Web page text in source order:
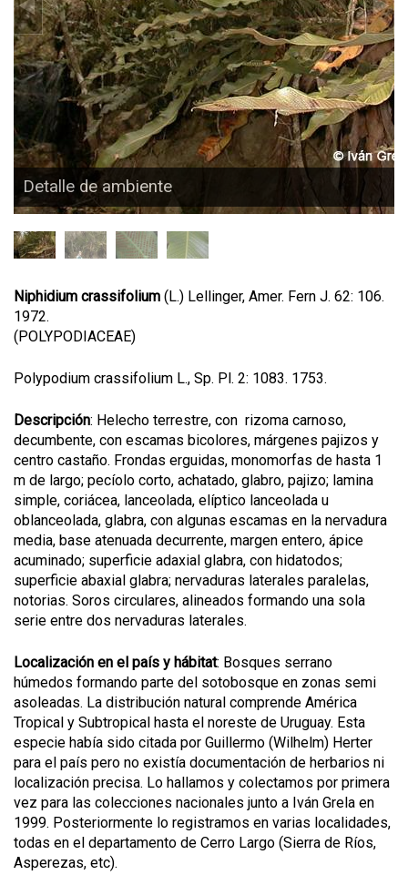
Detalle de ambiente
Niphidium crassifolium (L.) Lellinger, Amer. Fern J. 62: 106.
1972.
(POLYPODIACEAE)
Polypodium crassifolium L., Sp. Pl. 2: 1083. 1753.
Descripción: Helecho terrestre, con rizoma carnoso,
decumbente, con escamas bicolores, márgenes pajizos y
centro castaño. Frondas erguidas, monomorfas de hasta 1
m de largo; pecíolo corto, achatado, glabro, pajizo; lamina
simple, coriácea, lanceolada, elíptico lanceolada u
oblanceolada, glabra, con algunas escamas en la nervadura
media, base atenuada decurrente, margen entero, ápice
acuminado; superficie adaxial glabra, con hidatodos;
superficie abaxial glabra; nervaduras laterales paralelas,
notorias. Soros circulares, alineados formando una sola
serie entre dos nervaduras laterales.
Localización en el país y hábitat: Bosques serrano
húmedos formando parte del sotobosque en zonas semi
asoleadas. La distribución natural comprende América
Tropical y Subtropical hasta el noreste de Uruguay. Esta
especie había sido citada por Guillermo (Wilhelm) Herter
para el país pero no existía documentación de herbarios ni
localización precisa. Lo hallamos y colectamos por primera
vez para las colecciones nacionales junto a Iván Grela en
1999. Posteriormente lo registramos en varias localidades,
todas en el departamento de Cerro Largo (Sierra de Ríos,
Asperezas, etc).